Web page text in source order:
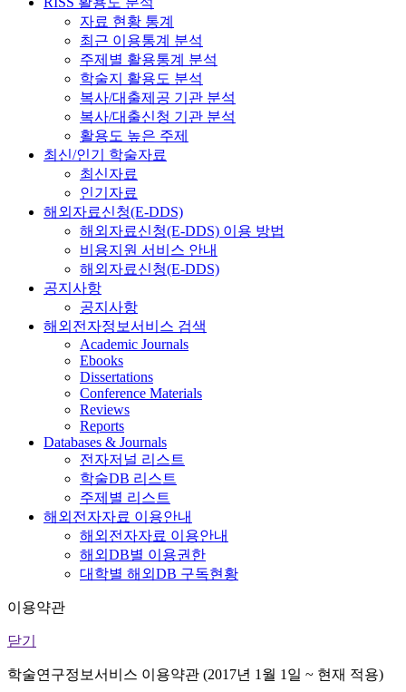
자료 현황 통계
최근 이용통계 분석
주제별 활용통계 분석
학술지 활용도 분석
복사/대출제공 기관 분석
복사/대출신청 기관 분석
활용도 높은 주제
최신/인기 학술자료
최신자료
인기자료
해외자료신청(E-DDS)
해외자료신청(E-DDS) 이용 방법
비용지원 서비스 안내
해외자료신청(E-DDS)
공지사항
공지사항
해외전자정보서비스 검색
Academic Journals
Ebooks
Dissertations
Conference Materials
Reviews
Reports
Databases & Journals
전자저널 리스트
학술DB 리스트
주제별 리스트
해외전자자료 이용안내
해외전자자료 이용안내
해외DB별 이용권한
대학별 해외DB 구독현황
이용약관
닫기
학술연구정보서비스 이용약관 (2017년 1월 1일 ~ 현재 적용)